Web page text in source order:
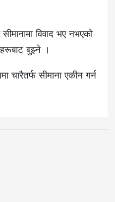
विवाद भए नभएको
बुझ्ने ।
चारैतर्फ सीमाना एकीन गर्न